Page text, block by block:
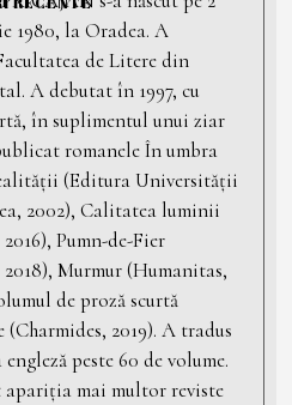
1980, la Oradea. A
de Litere din
A debutat în 1997, cu
în suplimentul unui ziar
romanele În umbra
(Editura Universității
2002), Calitatea luminii
Pumn-de-Fier
Murmur (Humanitas,
de proză scurtă
(Charmides, 2019). A tradus
peste 60 de volume.
mai multor reviste